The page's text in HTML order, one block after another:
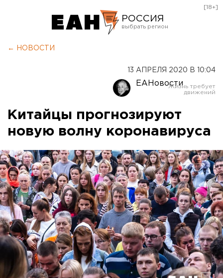
РОССИЯ
Оренбург
[18+]
← НОВОСТИ
13 АПРЕЛЯ 2020 В 10:04
ЕАНовости
Китайцы прогнозируют
новую волну коронавируса